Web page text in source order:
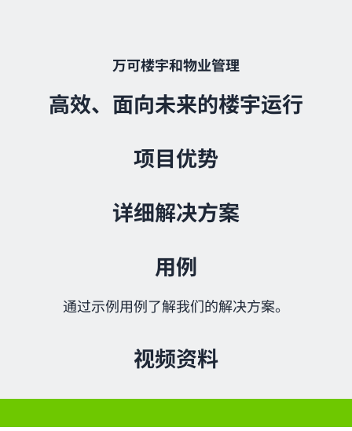
万可楼宇和物业管理
高效、面向未来的楼宇运行
项目优势
详细解决方案
用例
通过示例用例了解我们的解决方案。
视频资料